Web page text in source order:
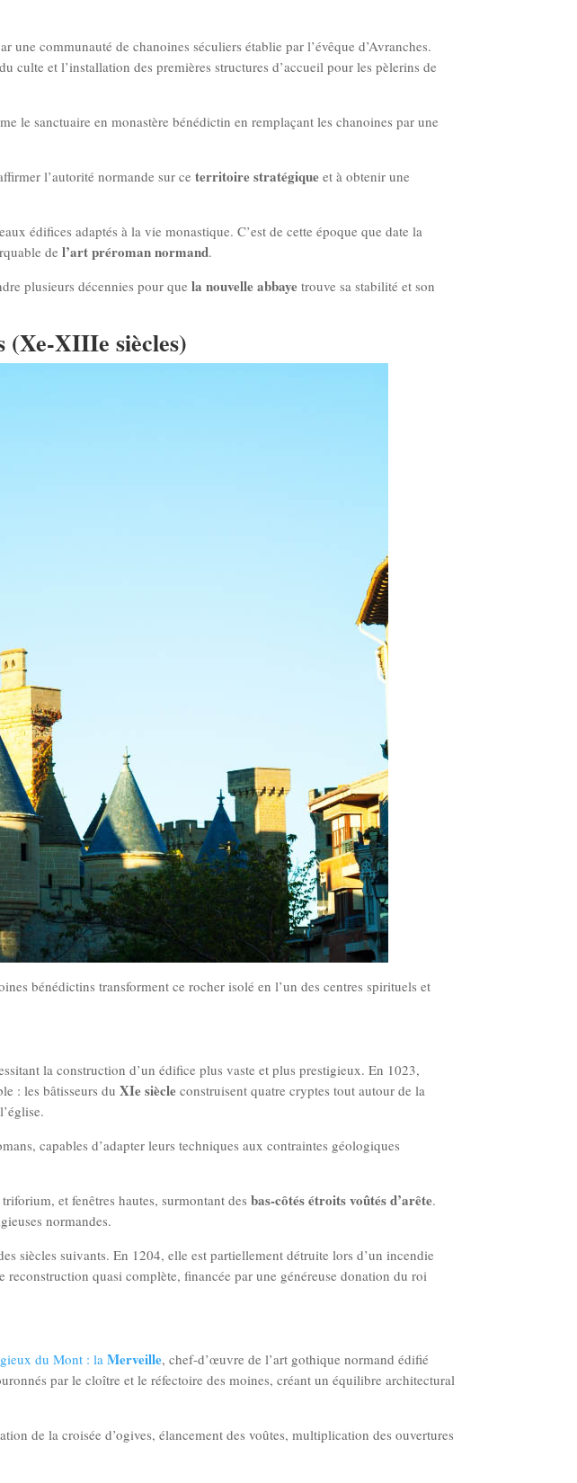
une communauté de chanoines séculiers établie par l’évêque d’Avranches.
culte et l’installation des premières structures d’accueil pour les pèlerins de
le sanctuaire en monastère bénédictin en remplaçant les chanoines par une
l’autorité normande sur ceterritoire stratégique et à obtenir une
édifices adaptés à la vie monastique. C’est de cette époque que date la
del’art préroman normand.
plusieurs décennies pour que la nouvelle abbaye trouve sa stabilité et son
(Xe-XIIIe siècles)
bénédictins transforment ce rocher isolé en l’un des centres spirituels et
la construction d’un édifice plus vaste et plus prestigieux. En 1023,
: les bâtisseurs duXIe siècle construisent quatre cryptes tout autour de la
capables d’adapter leurs techniques aux contraintes géologiques
et fenêtres hautes, surmontant desbas-côtés étroits voûtés d’arête.
normandes.​
siècles suivants. En 1204, elle est partiellement détruite lors d’un incendie
reconstruction quasi complète, financée par une généreuse donation du roi
du Mont : laMerveille, chef-d’œuvre de l’art gothique normand édifié
par le cloître et le réfectoire des moines, créant un équilibre architectural
de la croisée d’ogives, élancement des voûtes, multiplication des ouvertures